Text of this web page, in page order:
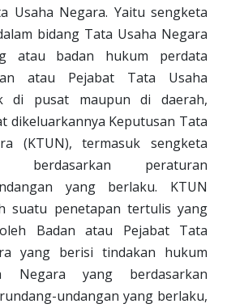
Usaha Negara. Yaitu sengketa
bidang Tata Usaha Negara
atau badan hukum perdata
atau Pejabat Tata Usaha
di pusat maupun di daerah,
dikeluarkannya Keputusan Tata
(KTUN), termasuk sengketa
berdasarkan peraturan
yang berlaku. KTUN
suatu penetapan tertulis yang
Badan atau Pejabat Tata
yang berisi tindakan hukum
Negara yang berdasarkan
undangan yang berlaku,